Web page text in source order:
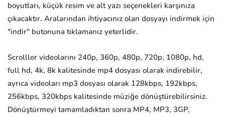
boyutları, küçük resim ve alt yazı seçenekleri karşınıza
çıkacaktır. Aralarından ihtiyacınız olan dosyayı indirmek için
"indir" butonuna tıklamanız yeterlidir.
Scrolller videolarını 240p, 360p, 480p, 720p, 1080p, hd,
full hd, 4k, 8k kalitesinde mp4 dosyası olarak indirebilir,
ayrıca videoları mp3 dosyası olarak 128kbps, 192kbps,
256kbps, 320kbps kalitesinde müziğe dönüştürebilirsiniz.
Dönüştürmeyi tamamladıktan sonra MP4, MP3, 3GP,